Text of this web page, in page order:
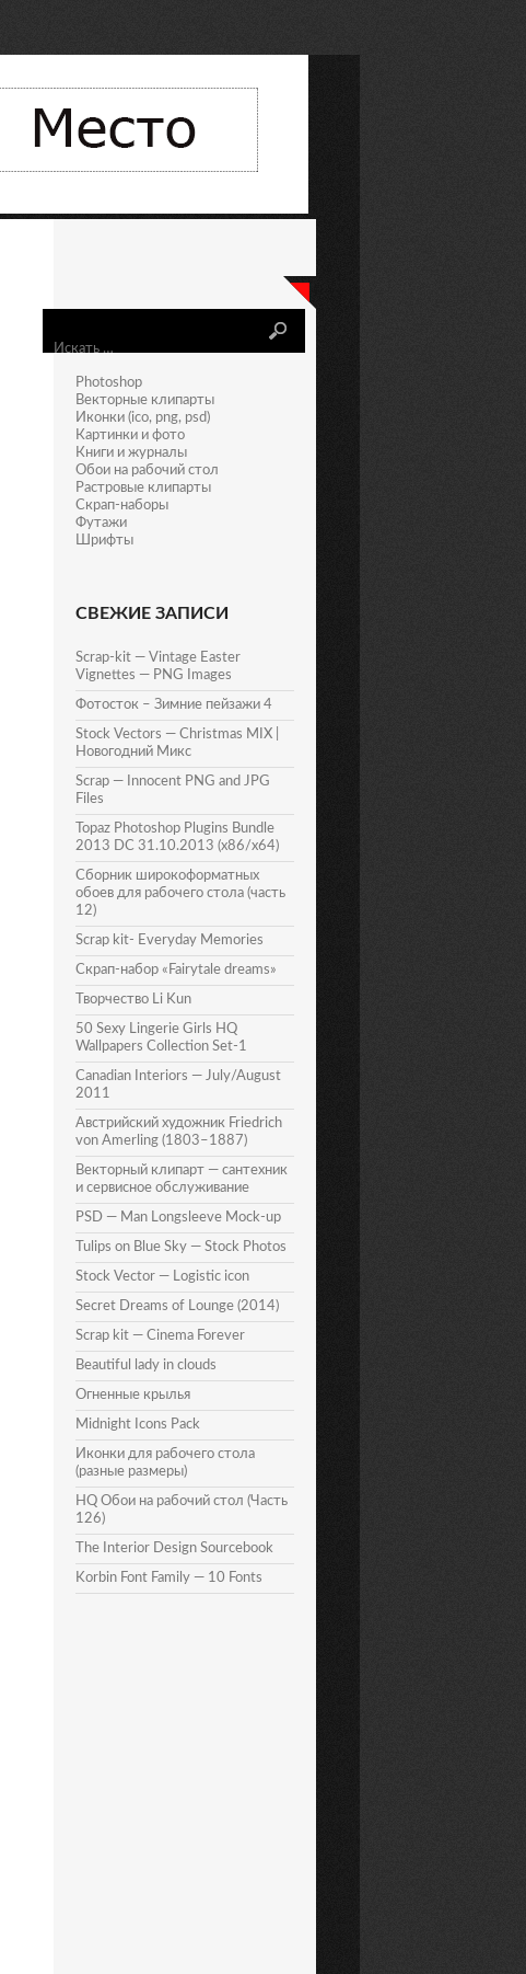
Photoshop
Векторные клипарты
Иконки (ico, png, psd)
Картинки и фото
Книги и журналы
Обои на рабочий стол
Растровые клипарты
Скрап-наборы
Футажи
Шрифты
СВЕЖИЕ ЗАПИСИ
Scrap-kit — Vintage Easter
Vignettes — PNG Images
Фотосток – Зимние пейзажи 4
Stock Vectors — Christmas MIX |
Новогодний Микс
Scrap — Innocent PNG and JPG
Files
Topaz Photoshop Plugins Bundle
2013 DC 31.10.2013 (x86/x64)
Сборник широкоформатных
обоев для рабочего стола (часть
12)
Scrap kit- Everyday Memories
Скрап-набор «Fairytale dreams»
Творчество Li Kun
50 Sexy Lingerie Girls HQ
Wallpapers Collection Set-1
Canadian Interiors — July/August
2011
Австрийский художник Friedrich
von Amerling (1803–1887)
Векторный клипарт — сантехник
и сервисное обслуживание
PSD — Man Longsleeve Mock-up
Tulips on Blue Sky — Stock Photos
Stock Vector — Logistic icon
Secret Dreams of Lounge (2014)
Scrap kit — Cinema Forever
Beautiful lady in clouds
Огненные крылья
Midnight Icons Pack
Иконки для рабочего стола
(разные размеры)
HQ Обои на рабочий стол (Часть
126)
The Interior Design Sourcebook
Korbin Font Family — 10 Fonts